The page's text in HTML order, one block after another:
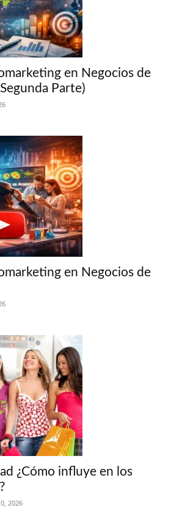
en Negocios de
Parte)
en Negocios de
¿Cómo influye en los
2026